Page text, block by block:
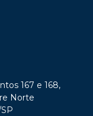
167 e 168,
Norte